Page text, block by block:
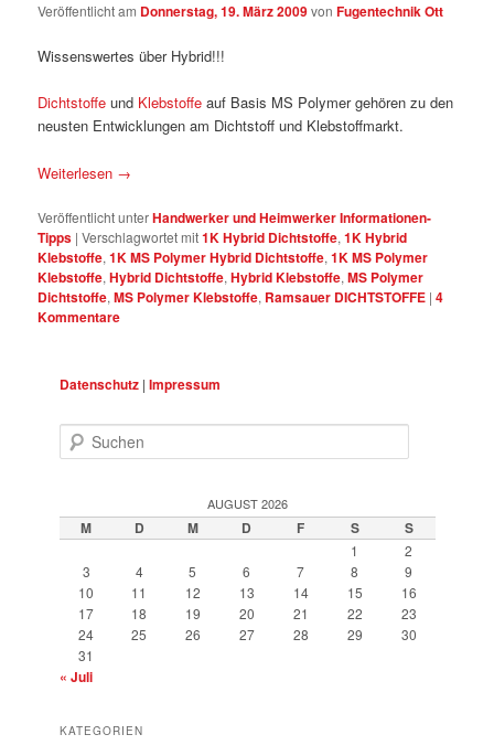
Veröffentlicht am Donnerstag, 19. März 2009vonFugentechnik Ott
Wissenswertes über Hybrid!!!
Dichtstoffe und Klebstoffe auf Basis MS Polymer gehören zu den
neusten Entwicklungen am Dichtstoff und Klebstoffmarkt.
Weiterlesen →
Veröffentlicht unterHandwerker und Heimwerker Informationen-
Tipps |Verschlagwortet mit1K Hybrid Dichtstoffe,1K Hybrid
Klebstoffe,1K MS Polymer Hybrid Dichtstoffe,1K MS Polymer
Klebstoffe,Hybrid Dichtstoffe,Hybrid Klebstoffe,MS Polymer
Dichtstoffe,MS Polymer Klebstoffe, Ramsauer DICHTSTOFFE |4
Kommentare
Datenschutz |Impressum
Suchen
AUGUST 2026
M D M D F S S
1
2
3
4 5 6 7 8
9
10
11 12 13 14 15
16
17
18 19 20 21 22
23
24
25 26 27 28 29
30
31
« Juli
KATEGORIEN